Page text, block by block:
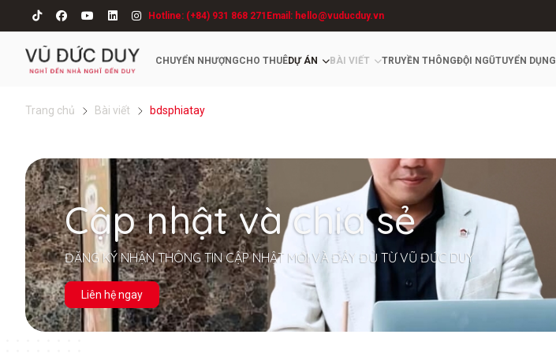
Hotline: (+84) 931 868 271 Email: hello@vuducduy.vn
CHUYỂN NHƯỢNGCHO THUÊDỰ ÁN BÀI VIẾT TRUYỀN THÔNGĐỘI NGŨTUYỂN DỤNG
Trang chủ Bài viết bdsphiatay
Cập nhật và chia sẻ
ĐĂNG KÝ NHẬN THÔNG TIN CẬP NHẬT MỚI VÀ ĐẦY ĐỦ TỪ VŨ ĐỨC DUY
Liên hệ ngay